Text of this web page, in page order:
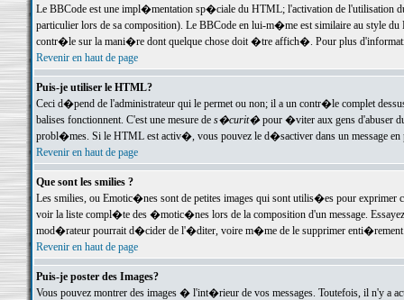
Le BBCode est une impl�mentation sp�ciale du HTML; l'activation de l'utilisation
particulier lors de sa composition). Le BBCode en lui-m�me est similaire au style
contr�le sur la mani�re dont quelque chose doit �tre affich�. Pour plus
Revenir en haut de page
Puis-je utiliser le HTML?
Ceci d�pend de l'administrateur qui le permet ou non; il a un contr�le complet
balises fonctionnent. C'est une mesure de s�curit�pour �viter aux gens d'abuser
probl�mes. Si le HTML est activ�, vous pouvez le d�sactiver dans un message en
Revenir en haut de page
Que sont les smilies ?
Les smilies, ou Emotic�nes sont de petites images qui sont utilis�es pour exprimer
voir la liste compl�te des �motic�nes lors de la composition d'un message.
mod�rateur pourrait d�cider de l'�diter, voire m�me de le supprimer
Revenir en haut de page
Puis-je poster des Images?
Vous pouvez montrer des images � l'int�rieur de vos messages. Toutefois, il n'y a